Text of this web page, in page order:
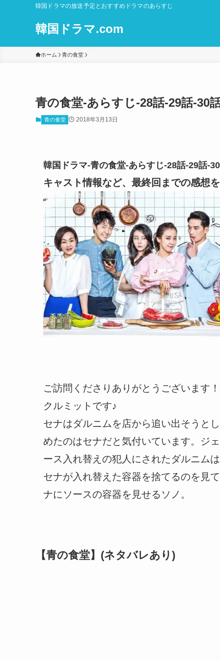
韓国ドラマの放送予定とおすすめドラマのあらすじ
韓国ドラマ.com
ホーム 青の食堂
青の食堂-あらすじ-28話-29話-30
青の食堂 2018年3月13日
韓国ドラマ-青の食堂-あらすじ-28話-29話-
キャスト情報など、最終回までの感想
ご訪問くださりありがとうございます！
クルミットです♪
セナはダルニムを店から追い出そうと
めたのはセナだと気付いています。ジ
ース入れ替えの犯人にされたダルニム
セナが入れ替えた容器を捨てるのを見
ナにソースの容器を見せるソノ。
【青の食堂】(ネタバレあり)